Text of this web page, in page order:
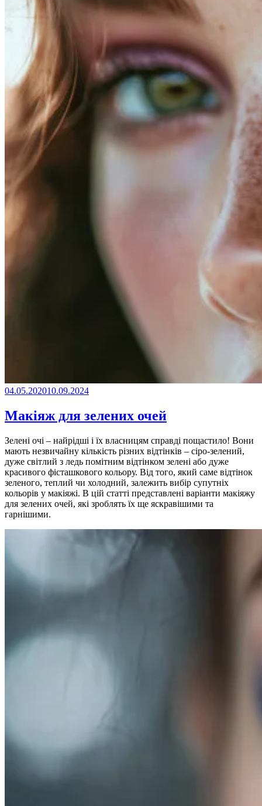
04.05.202010.09.2024
Макіяж для зелених очей
Зелені очі – найрідші і їх власницям справді пощастило! Вони
мають незвичайну кількість різних відтінків – сіро-зелений,
дуже світлий з ледь помітним відтінком зелені або дуже
красивого фісташкового кольору. Від того, який саме відтінок
зеленого, теплий чи холодний, залежить вибір супутніх
кольорів у макіяжі. В цій статті представлені варіанти макіяжу
для зелених очей, які зроблять їх ще яскравішими та
гарнішими.